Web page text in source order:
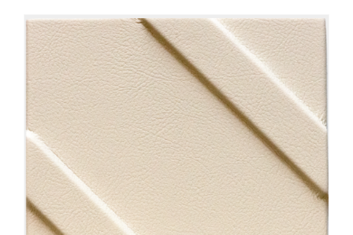
50.00 €
plusieurs
variations.
Les
options
peuvent
être
choisies
sur
la
page
du
produit